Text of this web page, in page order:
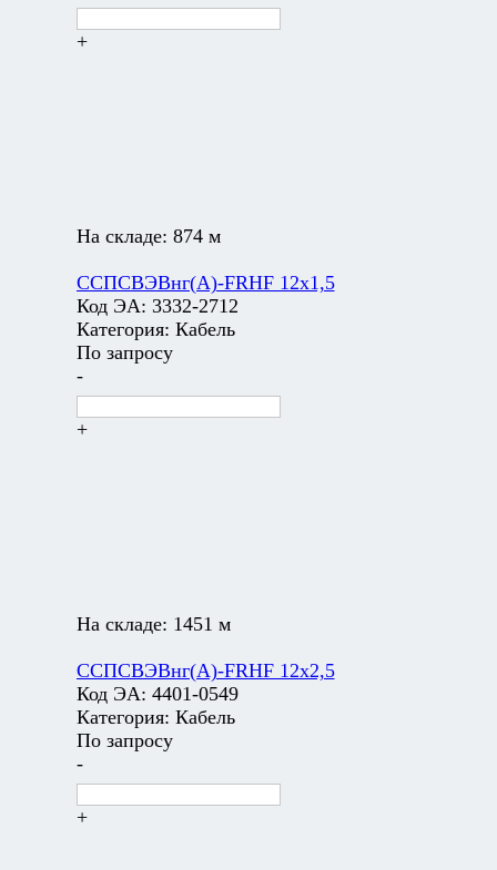
+
На складе: 874 м
ССПСВЭВнг(А)-FRHF 12х1,5
Код ЭА: 3332-2712
Категория: Кабель
По запросу
-
+
На складе: 1451 м
ССПСВЭВнг(А)-FRHF 12х2,5
Код ЭА: 4401-0549
Категория: Кабель
По запросу
-
+